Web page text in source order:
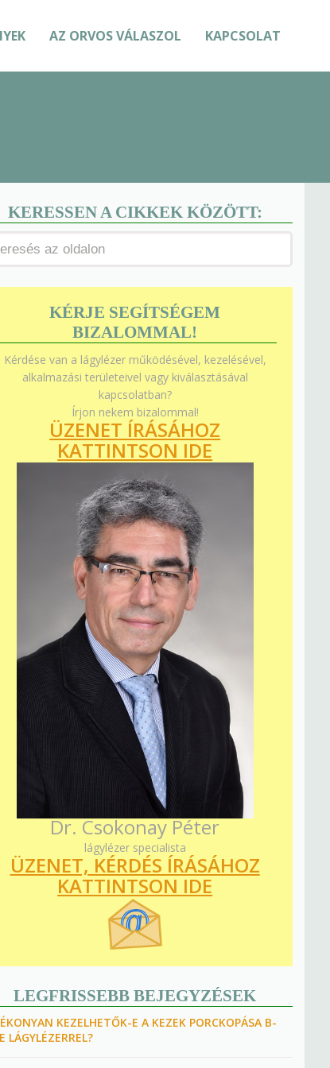
AZ ORVOS VÁLASZOL KAPCSOLAT
KERESSEN A CIKKEK KÖZÖTT:
KÉRJE SEGÍTSÉGEM
BIZALOMMAL!
Kérdése van a lágylézer működésével, kezelésével,
alkalmazási területeivel vagy kiválasztásával
kapcsolatban?
Írjon nekem bizalommal!
ÜZENET ÍRÁSÁHOZ
KATTINTSON IDE
Dr. Csokonay Péter
lágylézer specialista
ÜZENET, KÉRDÉS ÍRÁSÁHOZ
KATTINTSON IDE
LEGFRISSEBB BEJEGYZÉSEK
KEZELHETŐK-E A KEZEK PORCKOPÁSA B-
LÁGYLÉZERREL?